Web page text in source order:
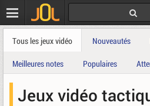
Tous les jeux vidéo Nouveautés
Meilleures notes Populaires
Jeux vidéo